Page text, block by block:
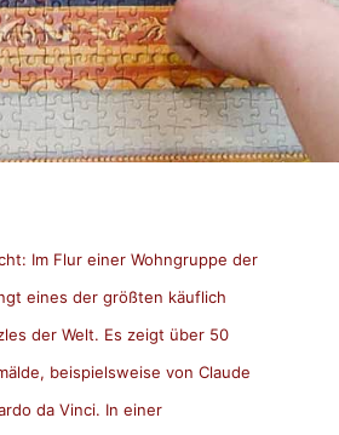
Im Flur einer Wohngruppe der
eines der größten käuflich
der Welt. Es zeigt über 50
beispielsweise von Claude
da Vinci. In einer